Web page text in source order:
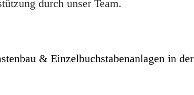
durch unser Team.
& Einzelbuchstabenanlagen in der